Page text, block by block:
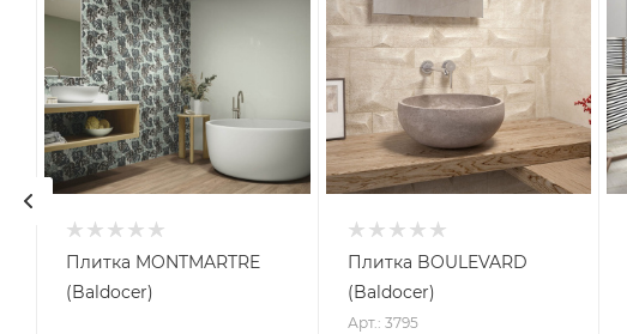
Плитка MONTMARTRE
(Baldocer)
Плитка BOULEVARD
(Baldocer)
Арт.: 3795